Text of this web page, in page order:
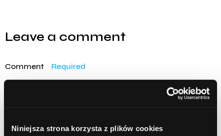
Niniejsza strona korzysta z plików cookies
Leave a comment
Comment Required